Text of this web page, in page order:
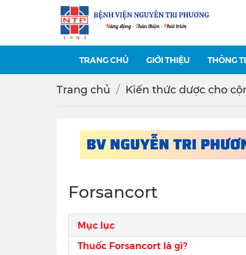
TRANG CHỦ GIỚI THIỆU THÔNG
Trang chủ Kiến thức dược cho
Forsancort
Mục lục
Thuốc Forsancort là gì?